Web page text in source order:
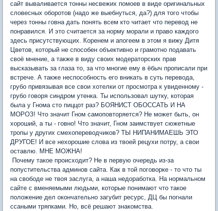
сайт вываливается тонны несвежих помоев в виде оригинальных
словесных оборотов (надо же выебнуться, да?) для того чтобы
через тонны говна дать понять всем кто читает что перевод не
понравился. И это считается за норму морали и право каждого
здесь присутствующих. Коренем и апогеем в этом я вижу Дитя
Цветов, который не способен объективно и грамотно подавать
своё мнение, а также в виду своих модераторских прав
высказывать за глаза то, за что многие ему в ёбыч прописали при
встрече. А также неспособность его вникать в суть перевода,
грубо привязывая все свои хотелки от просмотра к увиденному -
грубо говоря синдром утенка. Ты использовал шутку, которая
была у Гнома сто пиццот раз? БОЯНИСТ ОБОССАТЬ И НА
МОРОЗ! Что значит Гном самоповторяется? Не может быть, он
хороший, а ты - говно! Что значит, Гном заимствует сюжетные
тропы у других смехопереводчиков? ТЫ НИПАНИМАЕШЬ ЭТО
ДРУГОЕ! И все нехорошие слова из твоей рецухи потру, а свои
оставлю. МНЕ МОЖНА!
Почему такое происходит? Не в первую очередь из-за
попустительства админов сайта. Как в той поговорке - то что ты
на свободе не твоя заслуга, а наша недоработка. На нормальном
сайте с вменяемыми людьми, которые понимают что такое
положение дел окончательно загубит ресурс, ДЦ бы погнали
ссаными тряпками. Но, всё решают знакомства.